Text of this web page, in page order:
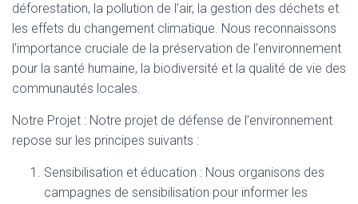
déforestation, la pollution de l’air, la gestion des déchets et
les effets du changement climatique. Nous reconnaissons
l’importance cruciale de la préservation de l’environnement
pour la santé humaine, la biodiversité et la qualité de vie des
communautés locales.
Notre Projet : Notre projet de défense de l’environnement
repose sur les principes suivants :
Sensibilisation et éducation : Nous organisons des
campagnes de sensibilisation pour informer les